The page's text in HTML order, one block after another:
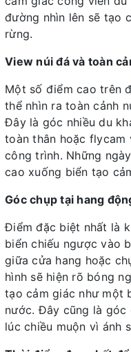
đường nhìn lên sẽ tạo
rừng.
View núi đá và toàn
Một số điểm cao trên
thể nhìn ra toàn cảnh
Đây là góc nhiều du
toàn thân hoặc flycam
công trình. Những
cao xuống biển tạo
Góc chụp tại hang
Điểm đặc biệt nhất là
biển chiếu ngược vào
giữa cửa hang hoặc
hình sẽ hiện rõ bóng
tạo cảm giác như một
nước. Đây cũng là góc
lúc chiều muộn vì ánh